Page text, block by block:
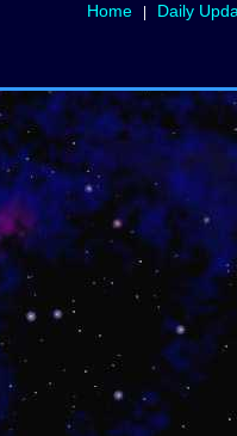
Home| Daily